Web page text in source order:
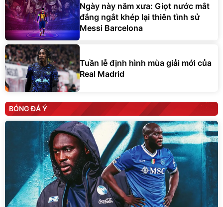
Ngày này năm xưa: Giọt nước mắt
đắng ngắt khép lại thiên tình sử
Messi Barcelona
Tuần lễ định hình mùa giải mới của
Real Madrid
BÓNG ĐÁ Ý